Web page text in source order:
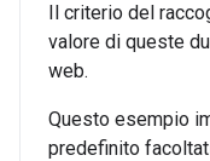
Il criterio del
valore di queste
web.
Questo esempio
predefinito